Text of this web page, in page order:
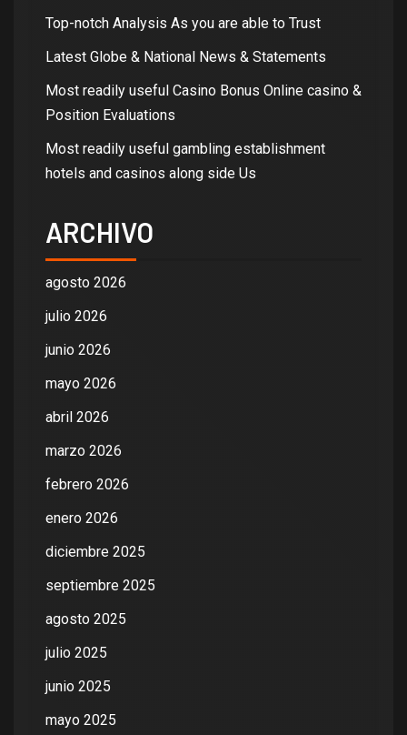
Top-notch Analysis As you are able to Trust
Latest Globe & National News & Statements
Most readily useful Casino Bonus Online casino &
Position Evaluations
Most readily useful gambling establishment
hotels and casinos along side Us
ARCHIVO
agosto 2026
julio 2026
junio 2026
mayo 2026
abril 2026
marzo 2026
febrero 2026
enero 2026
diciembre 2025
septiembre 2025
agosto 2025
julio 2025
junio 2025
mayo 2025